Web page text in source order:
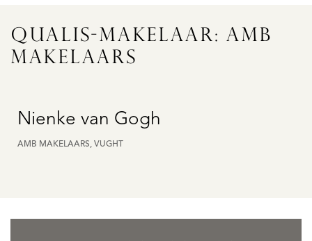
QUALIS-MAKELAAR: AMB
MAKELAARS
Nienke van Gogh
AMB MAKELAARS, VUGHT